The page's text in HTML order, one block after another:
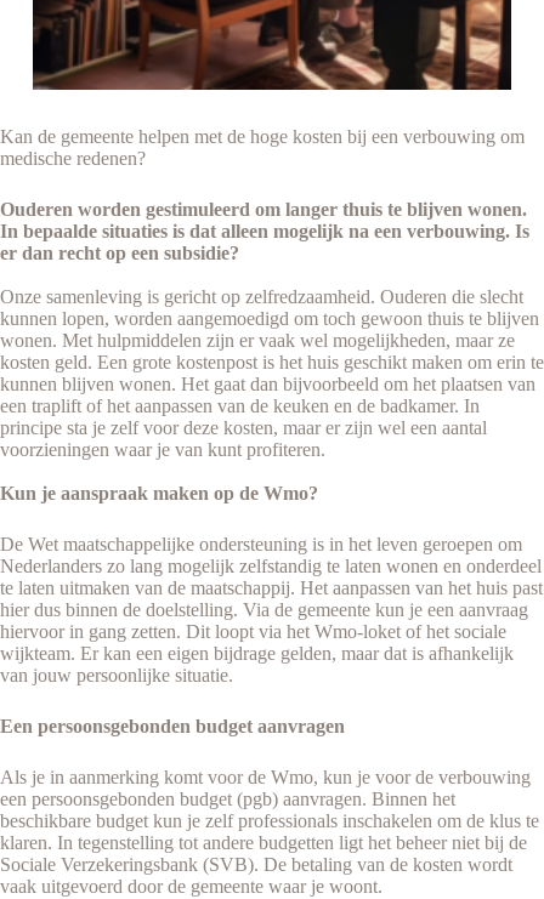
Kan de gemeente helpen met de hoge kosten bij een verbouwing om
medische redenen?
Ouderen worden gestimuleerd om langer thuis te blijven wonen.
In bepaalde situaties is dat alleen mogelijk na een verbouwing. Is
er dan recht op een subsidie?
Onze samenleving is gericht op zelfredzaamheid. Ouderen die slecht
kunnen lopen, worden aangemoedigd om toch gewoon thuis te blijven
wonen. Met hulpmiddelen zijn er vaak wel mogelijkheden, maar ze
kosten geld. Een grote kostenpost is het huis geschikt maken om erin te
kunnen blijven wonen. Het gaat dan bijvoorbeeld om het plaatsen van
een traplift of het aanpassen van de keuken en de badkamer. In
principe sta je zelf voor deze kosten, maar er zijn wel een aantal
voorzieningen waar je van kunt profiteren.
Kun je aanspraak maken op de Wmo?
De Wet maatschappelijke ondersteuning is in het leven geroepen om
Nederlanders zo lang mogelijk zelfstandig te laten wonen en onderdeel
te laten uitmaken van de maatschappij. Het aanpassen van het huis past
hier dus binnen de doelstelling. Via de gemeente kun je een aanvraag
hiervoor in gang zetten. Dit loopt via het Wmo-loket of het sociale
wijkteam. Er kan een eigen bijdrage gelden, maar dat is afhankelijk
van jouw persoonlijke situatie.
Een persoonsgebonden budget aanvragen
Als je in aanmerking komt voor de Wmo, kun je voor de verbouwing
een persoonsgebonden budget (pgb) aanvragen. Binnen het
beschikbare budget kun je zelf professionals inschakelen om de klus te
klaren. In tegenstelling tot andere budgetten ligt het beheer niet bij de
Sociale Verzekeringsbank (SVB). De betaling van de kosten wordt
vaak uitgevoerd door de gemeente waar je woont.